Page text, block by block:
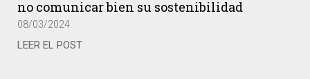
no comunicar bien su sostenibilidad
08/03/2024
LEER EL POST